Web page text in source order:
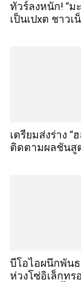
ทัวร์ลงหนัก! “ม
เป็นเปxต ชาวเ
เตรียมส่งร่าง
ติดตามผลชันสู
บีโอไอผนึกพันธ
ห่วงโซ่อิเล็กท